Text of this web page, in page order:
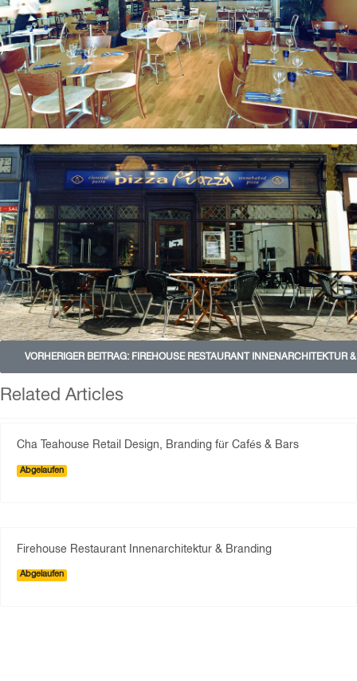
VORHERIGER BEITRAG: FIREHOUSE RESTAURANT INNENARCHITEKTUR
Related Articles
Cha Teahouse Retail Design, Branding für Cafés & Bars
Abgelaufen
Firehouse Restaurant Innenarchitektur & Branding
Abgelaufen